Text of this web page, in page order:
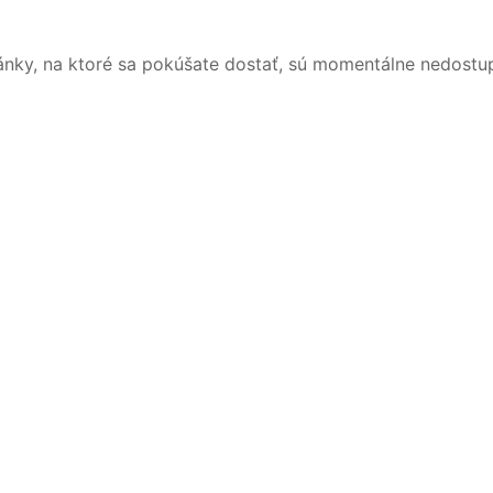
na ktoré sa pokúšate dostať, sú momentálne